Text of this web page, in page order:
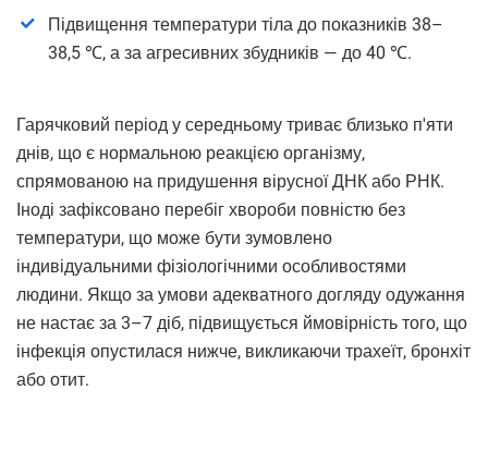
Підвищення температури тіла до показників 38–
38,5 ℃, а за агресивних збудників — до 40 ℃.
Гарячковий період у середньому триває близько п'яти
днів, що є нормальною реакцією організму,
спрямованою на придушення вірусної ДНК або РНК.
Іноді зафіксовано перебіг хвороби повністю без
температури, що може бути зумовлено
індивідуальними фізіологічними особливостями
людини. Якщо за умови адекватного догляду одужання
не настає за 3–7 діб, підвищується ймовірність того, що
інфекція опустилася нижче, викликаючи трахеїт, бронхіт
або отит.